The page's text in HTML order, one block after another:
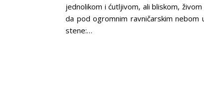
jednolikom i ćutljivom, ali bliskom,
da pod ogromnim ravničarskim nebom
stene:…